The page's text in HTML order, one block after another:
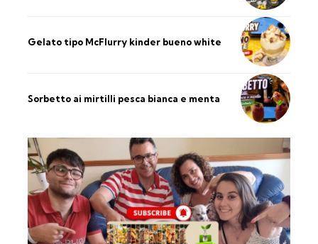
Gelato tipo McFlurry kinder bueno white
Sorbetto ai mirtilli pesca bianca e menta